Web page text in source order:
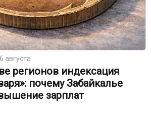
августа
регионов индексация
почему Забайкалье
зарплат